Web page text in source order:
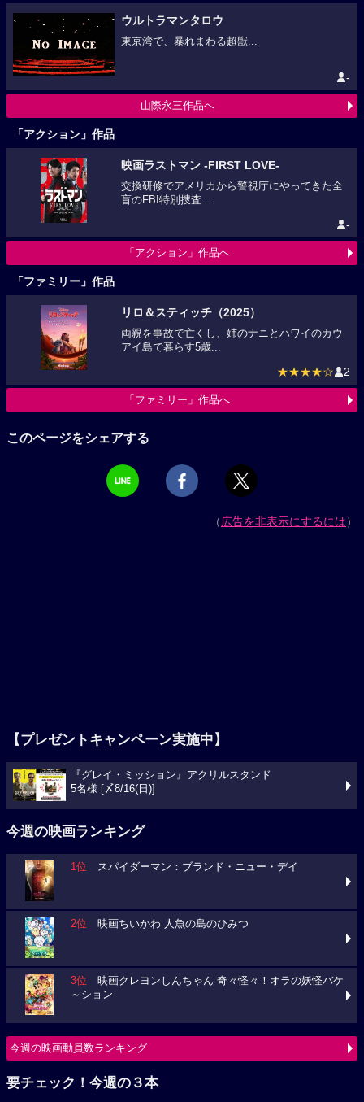
ウルトラマンタロウ
東京湾で、暴れまわる超獣...
-
山際永三作品へ
「アクション」作品
映画ラストマン -FIRST LOVE-
交換研修でアメリカから警視庁にやってきた全
盲のFBI特別捜査...
-
「アクション」作品へ
「ファミリー」作品
リロ＆スティッチ（2025）
両親を事故で亡くし、姉のナニとハワイのカウ
アイ島で暮らす5歳...
★★★★☆ 2
「ファミリー」作品へ
このページをシェアする
（広告を非表示にするには）
【プレゼントキャンペーン実施中】
『グレイ・ミッション』アクリルスタンド
5名様 [〆8/16(日)]
今週の映画ランキング
1位 スパイダーマン：ブランド・ニュー・デイ
2位 映画ちいかわ 人魚の島のひみつ
3位 映画クレヨンしんちゃん 奇々怪々！オラの妖怪バケ
～ション
今週の映画動員数ランキング
要チェック！今週の３本